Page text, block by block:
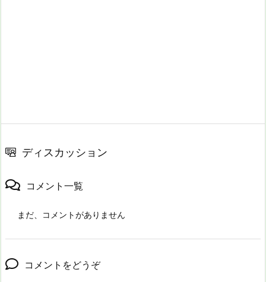
ディスカッション
コメント一覧
まだ、コメントがありません
コメントをどうぞ